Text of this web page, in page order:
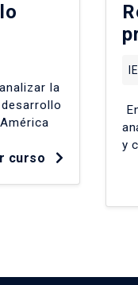
la
curso
y